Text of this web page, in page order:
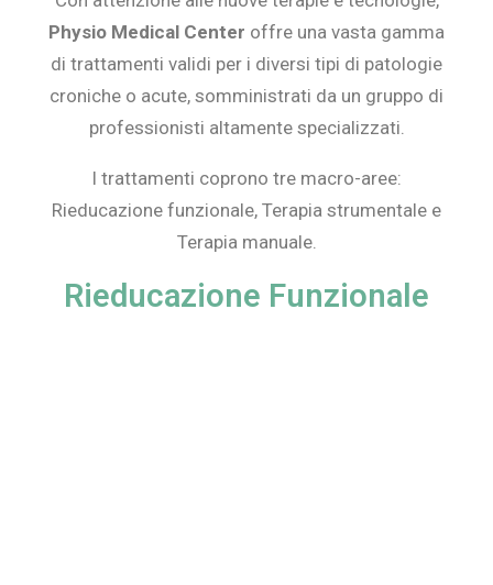
Physio Medical Center offre una vasta gamma
di trattamenti validi per i diversi tipi di patologie
croniche o acute, somministrati da un gruppo di
professionisti altamente specializzati.
I trattamenti coprono tre macro-aree:
Rieducazione funzionale, Terapia strumentale e
Terapia manuale.
Rieducazione Funzionale